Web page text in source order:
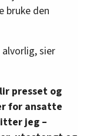
bruke den
sier
presset og
for ansatte
jeg –